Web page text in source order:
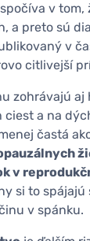
v
a preto sú
v
citlivejší
zohrávajú
a na
častá
v
si to
v spánku.